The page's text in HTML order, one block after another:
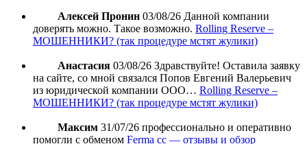
Алексей Пронин 03/08/26 Данной компании
доверять можно. Такое возможно. Rolling Reserve –
МОШЕННИКИ? (так процедуре мстят жулики)
Анастасия 03/08/26 Здравствуйте! Оставила заявку
на сайте, со мной связался Попов Евгений Валерьевич
из юридической компании ООО… Rolling Reserve –
МОШЕННИКИ? (так процедуре мстят жулики)
Максим 31/07/26 профессионально и оперативно
помогли с обменом Ferma cc — отзывы и обзор